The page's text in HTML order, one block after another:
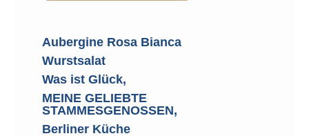
Aubergine Rosa Bianca
Wurstsalat
Was ist Glück,
MEINE GELIEBTE
STAMMESGENOSSEN,
Berliner Küche